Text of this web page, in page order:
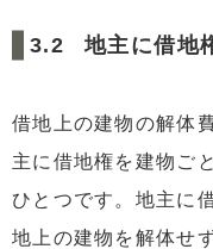
地主に借地
借地上の建物の解体
主に借地権を建物ご
ひとつです。地主に
地上の建物を解体せ